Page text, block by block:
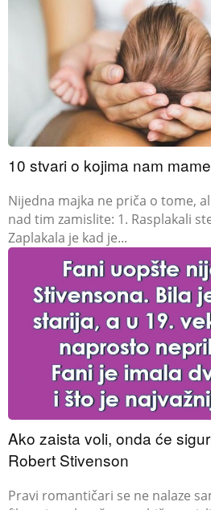
10 stvari o kojima nam
Nijedna majka ne priča o tome,
nad tim zamislite: 1. Rasplakali
Zaplakala je kad je...
Ako zaista voli, onda će
Robert Stivenson
Pravi romantičari se ne nalaze